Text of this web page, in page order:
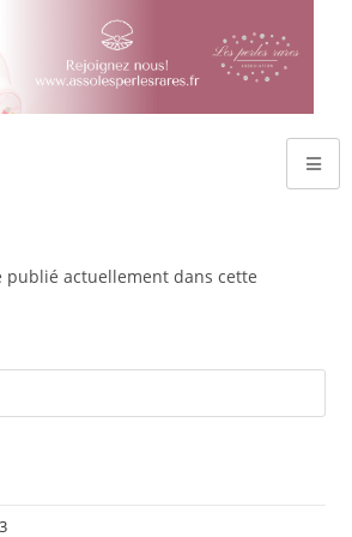
publié actuellement dans cette